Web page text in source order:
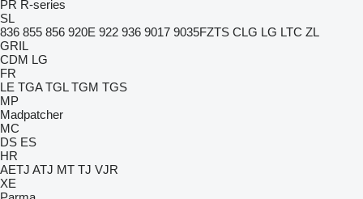
PR R-series
SL
836 855 856 920E 922 936 9017 9035FZTS CLG LG LTC ZL
GRIL
CDM LG
FR
LE TGA TGL TGM TGS
MP
Madpatcher
MC
DS ES
HR
AETJ ATJ MT TJ VJR
XE